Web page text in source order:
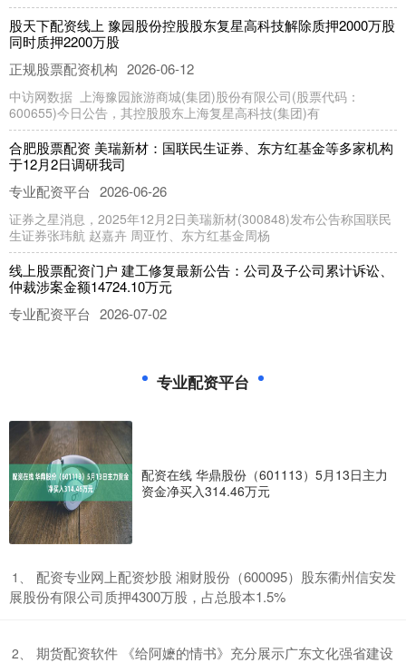
股天下配资线上 豫园股份控股股东复星高科技解除质押2000万股
同时质押2200万股
正规股票配资机构 2026-06-12
中访网数据 上海豫园旅游商城(集团)股份有限公司(股票代码：
600655)今日公告，其控股股东上海复星高科技(集团)有
合肥股票配资 美瑞新材：国联民生证券、东方红基金等多家机构
于12月2日调研我司
专业配资平台 2026-06-26
证券之星消息，2025年12月2日美瑞新材(300848)发布公告称国联民
生证券张玮航 赵嘉卉 周亚竹、东方红基金周杨
线上股票配资门户 建工修复最新公告：公司及子公司累计诉讼、
仲裁涉案金额14724.10万元
专业配资平台 2026-07-02
怎样用杠杆买股票 ​妃子笑荔枝，为何独有广西浦北是“蜜香”？
正规股票配资机构 2026-07-06
4月的广西浦北，白石水镇的荔枝林里，妃子笑幼果还只有拇指大小，
青绿色，在阳光下泛着微光。5月中下旬，广西浦北18.5万亩
正规配资网址 6月11日投资避雷针：此前13天8板人气股公告 股
东拟“组团”减持不超4.09%股份
正规股票配资机构 2026-07-13
导读：财联社6月11日投资避雷针正规配资网址，近日A股及海外市场
潜在风险事件如下。国内经济信息方面包括：1)上市猪企量增
专业配资平台
配资在线 华鼎股份（601113）5月13日主力
资金净买入314.46万元
1、
​配资专业网上配资炒股 湘财股份（600095）股东衢州信安发
展股份有限公司质押4300万股，占总股本1.5%
2、
​期货配资软件 《给阿嬷的情书》充分展示广东文化强省建设